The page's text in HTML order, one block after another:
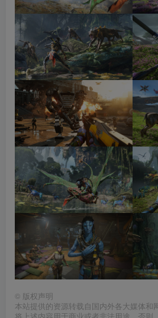
© 版权声明
本站提供的资源转载自国内外各大媒体和